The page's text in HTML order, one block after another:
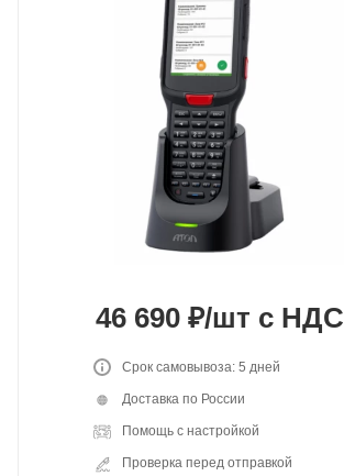
46 690 ₽/шт с НДС
Срок самовывоза: 5 дней
Доставка по России
Помощь с настройкой
Проверка перед отправкой